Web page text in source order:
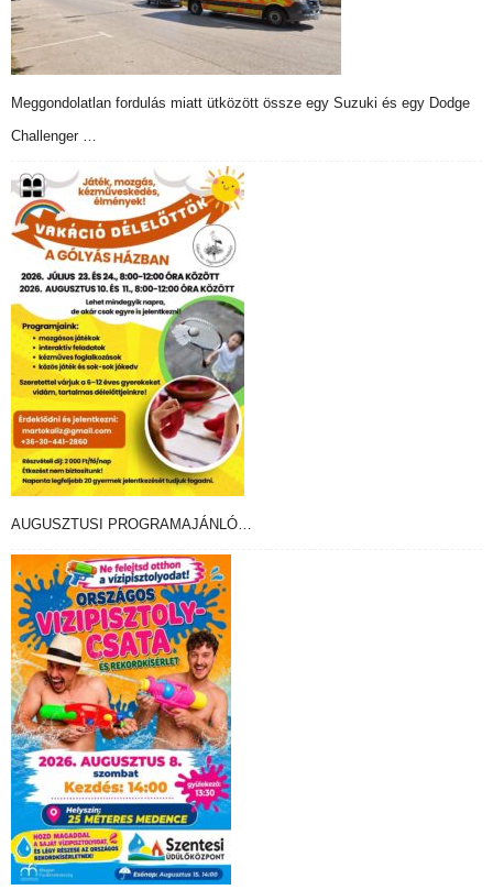
Meggondolatlan fordulás miatt ütközött össze egy Suzuki és egy Dodge
Challenger …
AUGUSZTUSI PROGRAMAJÁNLÓ…